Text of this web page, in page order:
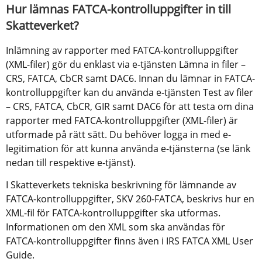
Hur lämnas FATCA-kontrolluppgifter in till
Skatteverket?
Inlämning av rapporter med FATCA-kontrolluppgifter
(XML-filer) gör du enklast via e-tjänsten Lämna in filer –
CRS, FATCA, CbCR samt DAC6. Innan du lämnar in FATCA-
kontrolluppgifter kan du använda e-tjänsten Test av filer
– CRS, FATCA, CbCR, GIR samt DAC6 för att testa om dina
rapporter med FATCA-kontrolluppgifter (XML-filer) är
utformade på rätt sätt. Du behöver logga in med e-
legitimation för att kunna använda e-tjänsterna (se länk
nedan till respektive e-tjänst).
I Skatteverkets tekniska beskrivning för lämnande av
FATCA-kontrolluppgifter, SKV 260-FATCA, beskrivs hur en
XML-fil för FATCA-kontrolluppgifter ska utformas.
Informationen om den XML som ska användas för
FATCA-kontrolluppgifter finns även i IRS FATCA XML User
Guide.